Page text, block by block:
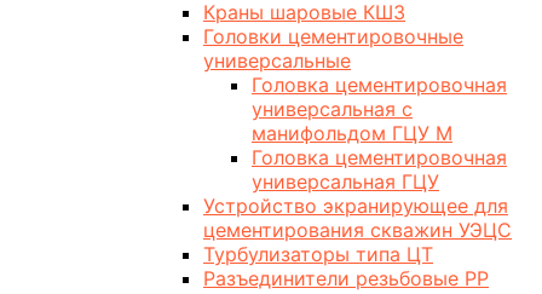
Краны шаровые КШЗ
Головки цементировочные
универсальные
Головка цементировочная
универсальная с
манифольдом ГЦУ М
Головка цементировочная
универсальная ГЦУ
Устройство экранирующее для
цементирования скважин УЭЦС
Турбулизаторы типа ЦТ
Разъединители резьбовые РР